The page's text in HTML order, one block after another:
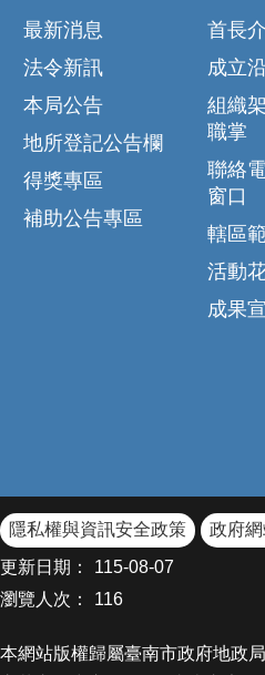
最新消息
法令新訊
本局公告
地所登記公告欄
得獎專區
補助公告專區
首長
成立
組織
職掌
聯絡
窗口
轄區
活動
成果
隱私權與資訊安全政策 政府
更新日期：
115-08-07
瀏覽人次：
116
本網站版權歸屬臺南市政府地政